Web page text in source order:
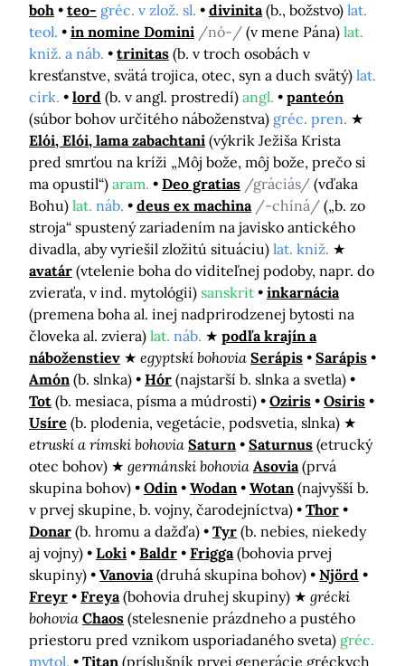
boh teo- gréc. v zlož. sl. divinita (b., božstvo) lat.
teol.
in nomine Domini /nó-/ (v mene Pána) lat.
kniž. a náb.
trinitas (b. v troch osobách v
kresťanstve, svätá trojica, otec, syn a duch svätý) lat.
cirk.
lord (b. v angl. prostredí) angl.
panteón
(súbor bohov určitého náboženstva) gréc. pren.
Elói, Elói, lama zabachtani (výkrik Ježiša Krista
pred smrťou na kríži „Môj bože, môj bože, prečo si
ma opustil“) aram. Deo gratias /gráciás/ (vďaka
Bohu) lat. náb. deus ex machina /-chíná/ („b. zo
stroja“ spustený zariadením na javisko antického
divadla, aby vyriešil zložitú situáciu) lat. kniž.
avatár (vtelenie boha do viditeľnej podoby, napr. do
zvieraťa, v ind. mytológii) sanskrit
inkarnácia
(premena boha al. inej nadprirodzenej bytosti na
človeka al. zviera) lat. náb.
podľa krajín a
náboženstiev
egyptskí bohovia Serápis
Sarápis
Amón (b. slnka) Hór (najstarší b. slnka a svetla)
Tot (b. mesiaca, písma a múdrosti) Oziris
Osiris
Usíre (b. plodenia, vegetácie, podsvetia, slnka)
etruskí a rímski bohovia Saturn Saturnus (etrucký
otec bohov)
germánski bohovia Asovia (prvá
skupina bohov)
Odin Wodan Wotan (najvyšší b.
v prvej skupine, b. vojny, čarodejníctva)
Thor
Donar (b. hromu a dažďa) Tyr (b. nebies, niekedy
aj vojny)
Loki Baldr Frigga (bohovia prvej
skupiny)
Vanovia (druhá skupina bohov)
Njörd
Freyr
Freya (bohovia druhej skupiny)
grécki
bohovia Chaos (stelesnenie prázdneho a pustého
priestoru pred vznikom usporiadaného sveta) gréc.
mytol.
Titan (príslušník prvej generácie gréckych